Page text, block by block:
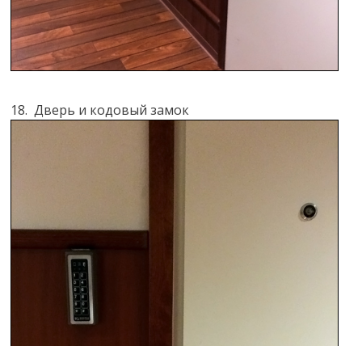
18. Дверь и кодовый замок